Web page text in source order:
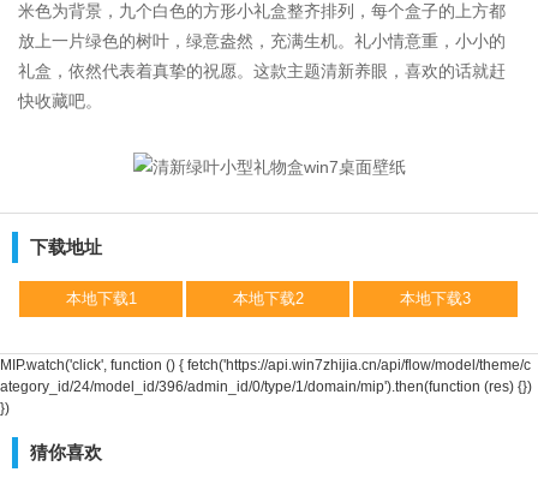
米色为背景，九个白色的方形小礼盒整齐排列，每个盒子的上方都
放上一片绿色的树叶，绿意盎然，充满生机。礼小情意重，小小的
礼盒，依然代表着真挚的祝愿。这款主题清新养眼，喜欢的话就赶
快收藏吧。
下载地址
本地下载1 本地下载2 本地下载3
MIP.watch('click', function () { fetch('https://api.win7zhijia.cn/api/flow/model/theme/c
ategory_id/24/model_id/396/admin_id/0/type/1/domain/mip').then(function (res) {})
})
猜你喜欢